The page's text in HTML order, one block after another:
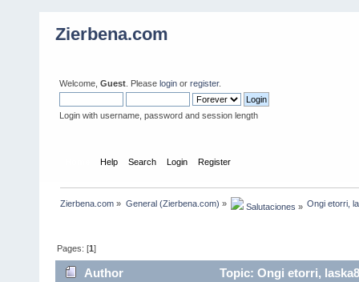
Zierbena.com
Welcome, Guest . Please login or register.
Login with username, password and session length
Help Search Login Register
Zierbena.com » General (Zierbena.com) » Salutaciones » Ongi etorri,
Pages: [1]
Author Topic: Ongi etorri,